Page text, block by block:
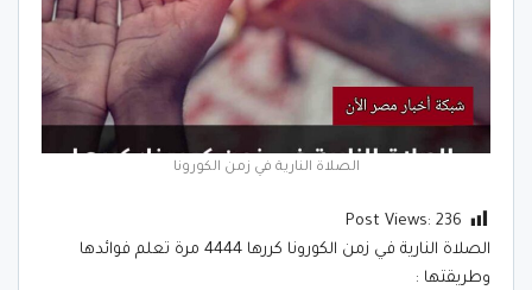
الصلاة النارية في زمن الكورونا
Post Views: 236
الصلاة النارية في زمن الكورونا كررها 4444 مرة تعلم فوائدها
وطريقتها :